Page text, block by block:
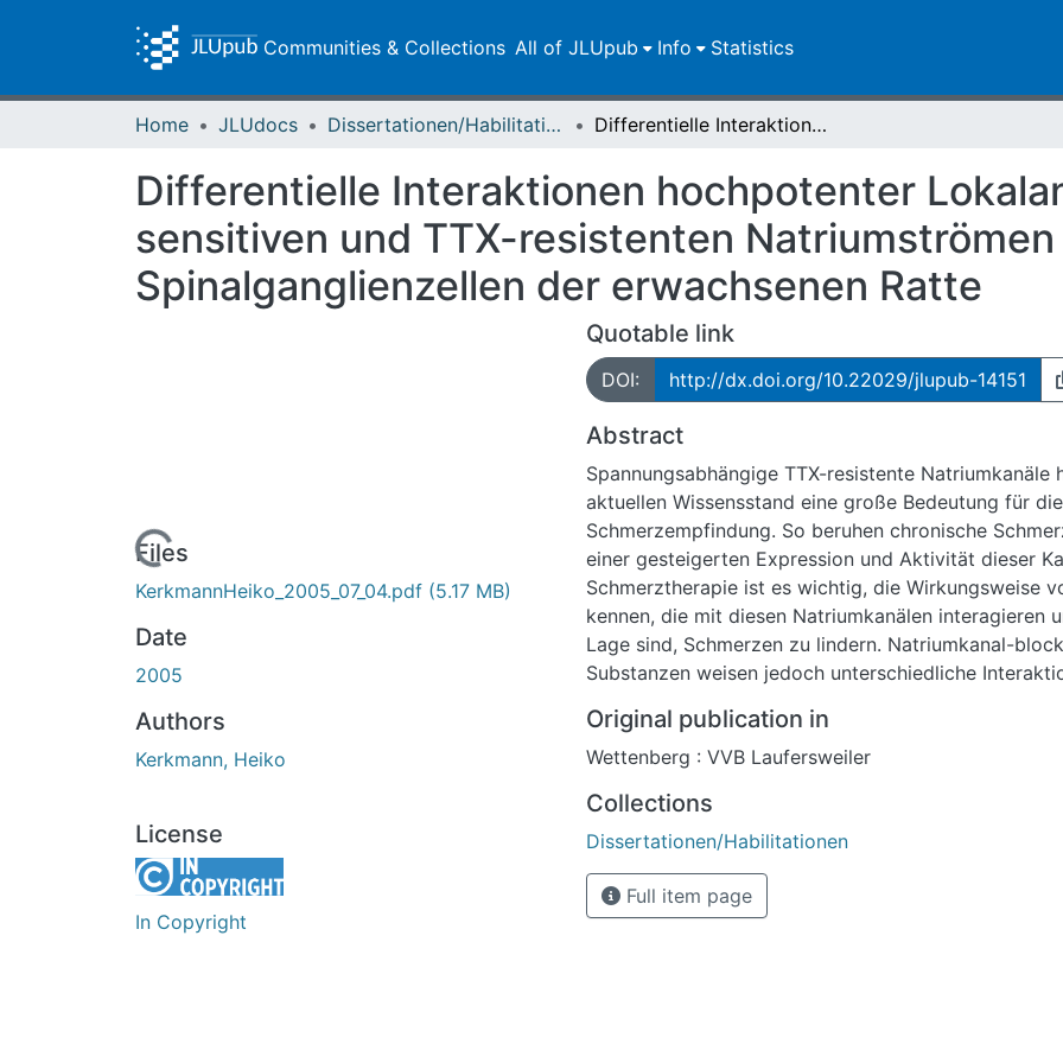
Communities & Collections All of JLUpub Info Statistics
Home JLUdocs Dissertationen/Habilitationen Differentielle Interaktionen hochpotenter Lokalanästhetika mit TTX-sensitiven und TTX-resistenten Natriumströmen an Spinalganglienzellen der erwachsenen Ratte
Differentielle Interaktionen hochpotenter
sensitiven und TTX-resistenten Natriumströmen
Spinalganglienzellen der erwachsenen Ratte
Loading...
Files
KerkmannHeiko_2005_07_04.pdf (5.17 MB)
Date
2005
Authors
Kerkmann, Heiko
License
In Copyright
Quotable link
DOI: http://dx.doi.org/10.22029/jlupub-14151
Abstract
Spannungsabhängige TTX-resistente Natriumkanäle
aktuellen Wissensstand eine große Bedeutung für die
Schmerzempfindung. So beruhen chronische
einer gesteigerten Expression und Aktivität dieser
Schmerztherapie ist es wichtig, die Wirkungsweise
kennen, die mit diesen Natriumkanälen interagieren
Lage sind, Schmerzen zu lindern. Natriumkanal-
Substanzen weisen jedoch unterschiedliche
komplexe Modulation des Natriumstromes. Ziel der
war es, mit Hilfe der Patch Clamp Technik an
Lokalanästhetika an TTX-resistenten Natriumkanälen
sensitiver Natriumkanälen zu vergleichen. Unter
Oxybuprocain, Dyclonin und Lidocain werden beide
konzentrationsabhängig und reversibel blockiert.
Original publication in
Wettenberg : VVB Laufersweiler
Collections
Dissertationen/Habilitationen
Full item page